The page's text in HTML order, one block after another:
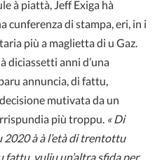
à piattà, Jeff Exiga hà
cunferenza di stampa, eri, in i
più a maglietta di u Gaz.
diciassetti anni d’una
annuncia, di fattu,
mutivata da un
più troppu. « Di
à à l’età di trentottu
fattu, vuliu un’altra sfida per